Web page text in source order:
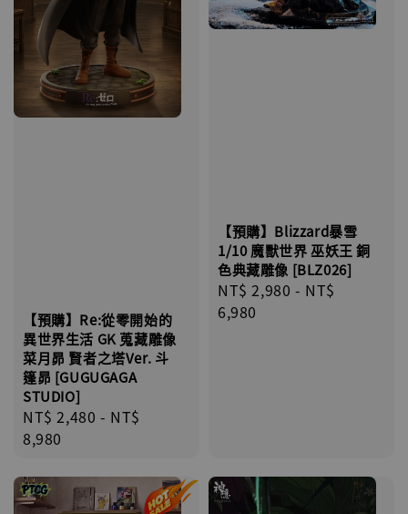
【預購】Re:從零開始的
異世界生活 GK 蒐藏雕像
菜月昴 賢者之塔Ver. 斗
篷昴 [GUGUGAGA
STUDIO]
Regular
price
NT$ 2,480 - NT$
8,980
【預購】Blizzard暴雪
1/10 魔獸世界 巫妖王 銅
色典藏雕像 [BLZ026]
Regular
price
NT$ 2,980 - NT$
6,980